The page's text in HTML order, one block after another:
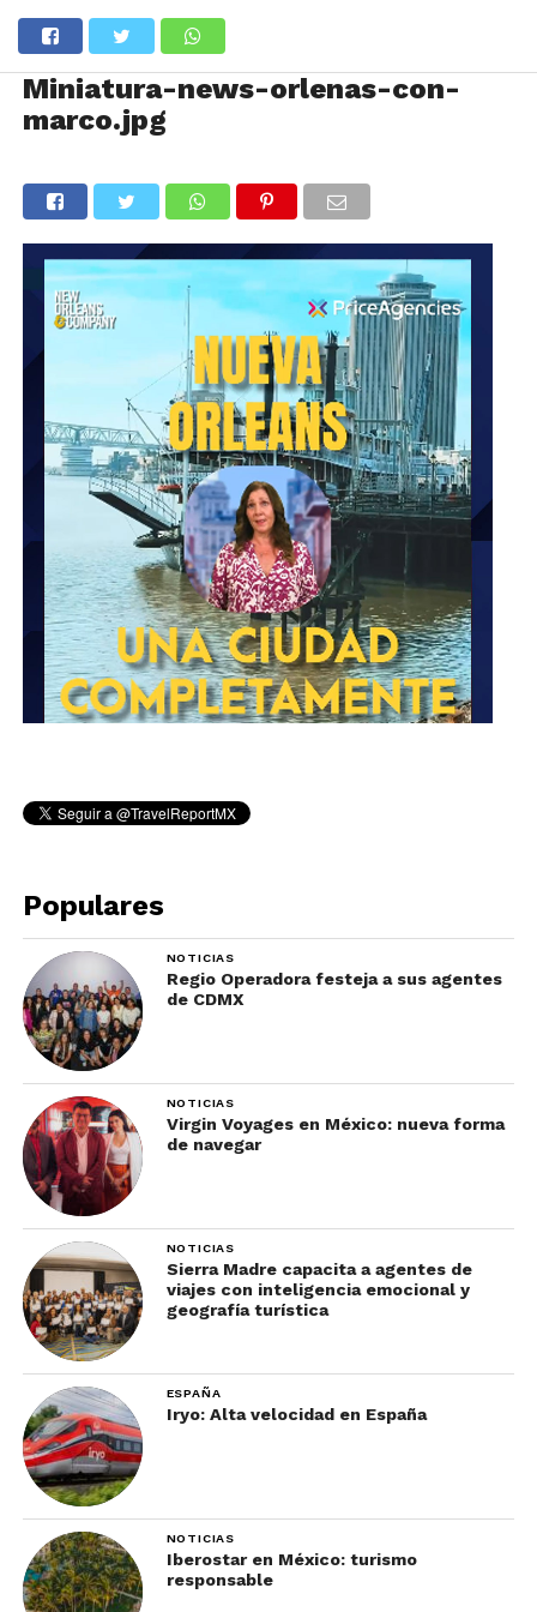
Miniatura-news-orlenas-con-
marco.jpg
Populares
NOTICIAS
Regio Operadora festeja a sus agentes
de CDMX
NOTICIAS
Virgin Voyages en México: nueva forma
de navegar
NOTICIAS
Sierra Madre capacita a agentes de
viajes con inteligencia emocional y
geografía turística
ESPAÑA
Iryo: Alta velocidad en España
NOTICIAS
Iberostar en México: turismo
responsable